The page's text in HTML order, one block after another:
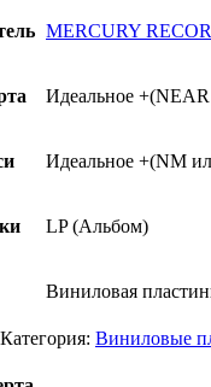
MERCURY
Идеальное
Идеальное +(NM
LP (Альбом)
Виниловая
Категория: Виниловые